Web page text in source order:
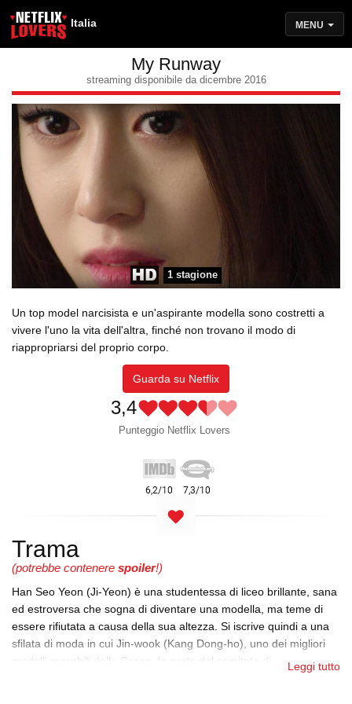
Italia MENU
My Runway
streaming disponibile da dicembre 2016
1 stagione
Un top model narcisista e un'aspirante modella sono costretti a
vivere l'uno la vita dell'altra, finché non trovano il modo di
riappropriarsi del proprio corpo.
Guarda su Netflix
3,4
Punteggio Netflix Lovers
Trama
(potrebbe contenere spoiler!)
Han Seo Yeon (Ji-Yeon) è una studentessa di liceo brillante, sana
ed estroversa che sogna di diventare una modella, ma teme di
essere rifiutata a causa della sua altezza. Si iscrive quindi a una
sfilata di moda in cui Jin-wook (Kang Dong-ho), uno dei migliori
modelli maschili della Corea, fa parte del comitato di
Leggi tutto